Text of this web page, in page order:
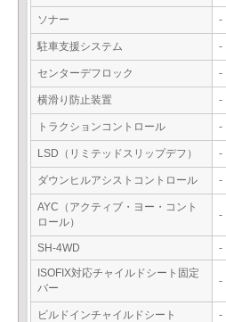
ソナー -
駐車支援システム -
センターデフロック -
横滑り防止装置 -
トラクションコントロール -
LSD（リミテッドスリップデフ） -
ダウンヒルアシストコントロール -
AYC（アクティブ・ヨー・コント
ロール）
-
SH-4WD
-
ISOFIX対応チャイルドシート固定
バー
-
ビルドインチャイルドシート -